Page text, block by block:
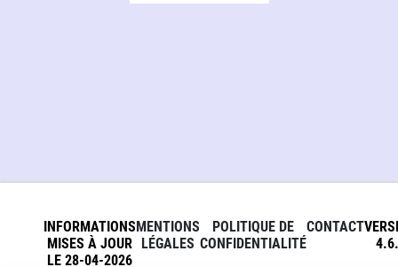
INFORMATIONS
MISES À JOUR
LE 28-04-2026
MENTIONS
LÉGALES
POLITIQUE DE
CONFIDENTIALITÉ
CONTACT